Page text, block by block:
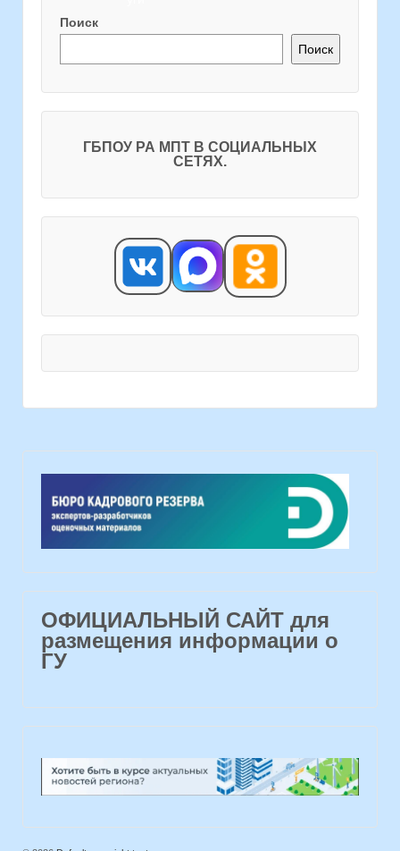
Поиск
Поиск
ГБПОУ РА МПТ В СОЦИАЛЬНЫХ
СЕТЯХ.
ОФИЦИАЛЬНЫЙ САЙТ для
размещения информации о
ГУ